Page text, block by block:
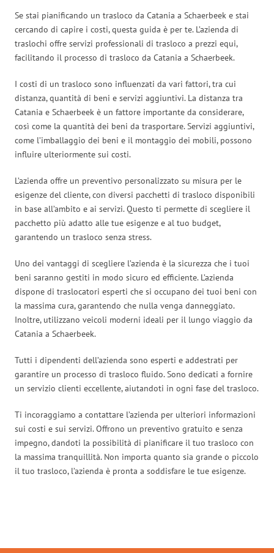
Se stai pianificando un trasloco da Catania a Schaerbeek e stai
cercando di capire i costi, questa guida è per te. L’azienda di
traslochi offre servizi professionali di trasloco a prezzi equi,
facilitando il processo di trasloco da Catania a Schaerbeek.
I costi di un trasloco sono influenzati da vari fattori, tra cui
distanza, quantità di beni e servizi aggiuntivi. La distanza tra
Catania e Schaerbeek è un fattore importante da considerare,
così come la quantità dei beni da trasportare. Servizi aggiuntivi,
come l’imballaggio dei beni e il montaggio dei mobili, possono
influire ulteriormente sui costi.
L’azienda offre un preventivo personalizzato su misura per le
esigenze del cliente, con diversi pacchetti di trasloco disponibili
in base all’ambito e ai servizi. Questo ti permette di scegliere il
pacchetto più adatto alle tue esigenze e al tuo budget,
garantendo un trasloco senza stress.
Uno dei vantaggi di scegliere l’azienda è la sicurezza che i tuoi
beni saranno gestiti in modo sicuro ed efficiente. L’azienda
dispone di traslocatori esperti che si occupano dei tuoi beni con
la massima cura, garantendo che nulla venga danneggiato.
Inoltre, utilizzano veicoli moderni ideali per il lungo viaggio da
Catania a Schaerbeek.
Tutti i dipendenti dell’azienda sono esperti e addestrati per
garantire un processo di trasloco fluido. Sono dedicati a fornire
un servizio clienti eccellente, aiutandoti in ogni fase del trasloco.
Ti incoraggiamo a contattare l’azienda per ulteriori informazioni
sui costi e sui servizi. Offrono un preventivo gratuito e senza
impegno, dandoti la possibilità di pianificare il tuo trasloco con
la massima tranquillità. Non importa quanto sia grande o piccolo
il tuo trasloco, l’azienda è pronta a soddisfare le tue esigenze.